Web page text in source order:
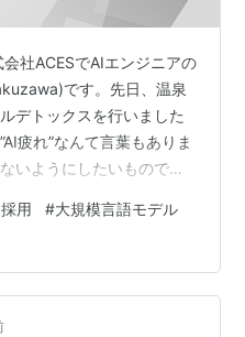
社ACESでAIエンジニアの
です。先日、温泉
デトックスを行いました
疲れ”なんて言葉もありま
いようにしたいもので
の自己紹介って実は結構
ンジニアという職種は新
ってその守備範囲は刻一
な会社さんの求人票を見
いる観点は千差万別で
用 #大規模言語モデル